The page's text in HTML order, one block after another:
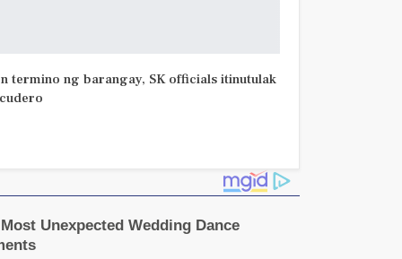
termino ng barangay, SK officials itinutulak